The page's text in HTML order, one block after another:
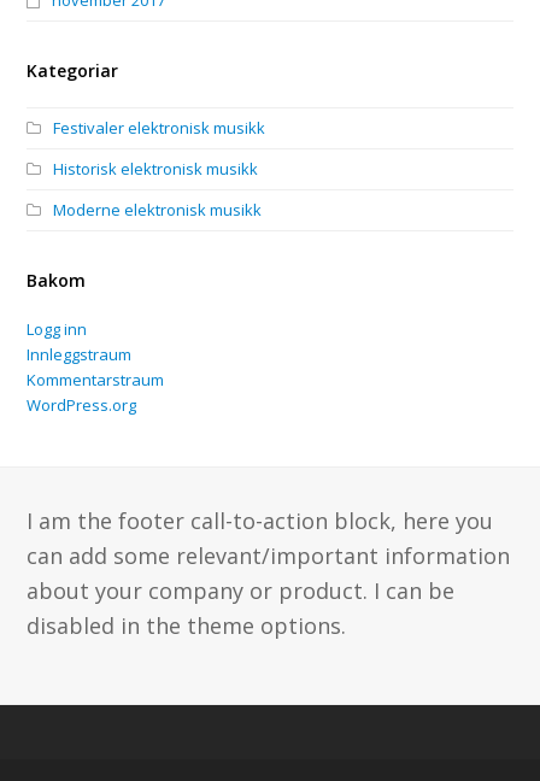
Kategoriar
Festivaler elektronisk musikk
Historisk elektronisk musikk
Moderne elektronisk musikk
Bakom
Logg inn
Innleggstraum
Kommentarstraum
WordPress.org
I am the footer call-to-action block, here you
can add some relevant/important information
about your company or product. I can be
disabled in the theme options.